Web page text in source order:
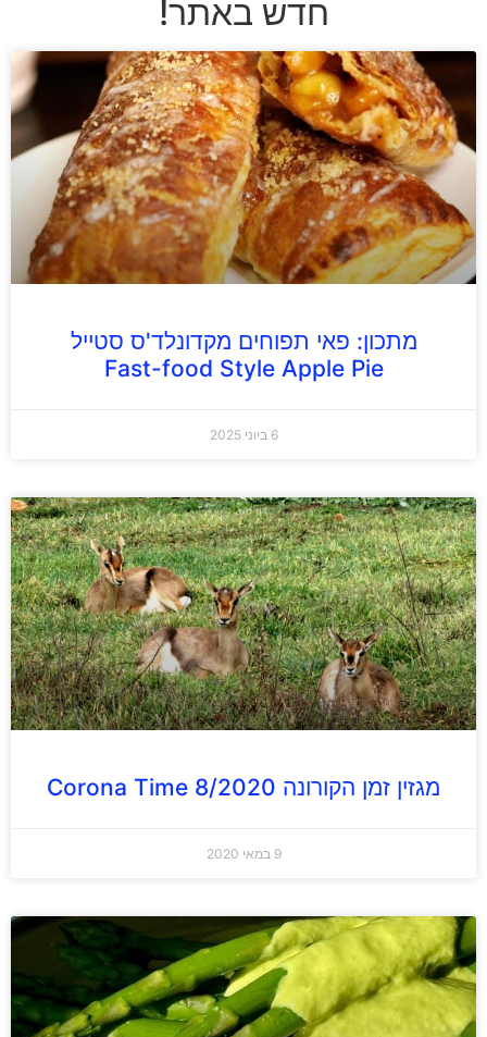
חדש באתר!
מתכון: פאי תפוחים מקדונלד'ס סטייל
Fast-food Style Apple Pie
6 ביוני 2025
מגזין זמן הקורונה Corona Time 8/2020
9 במאי 2020